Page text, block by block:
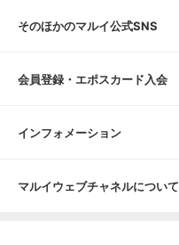
そのほかのマルイ公式SNS
会員登録・エポスカード入会
インフォメーション
マルイウェブチャネルについて